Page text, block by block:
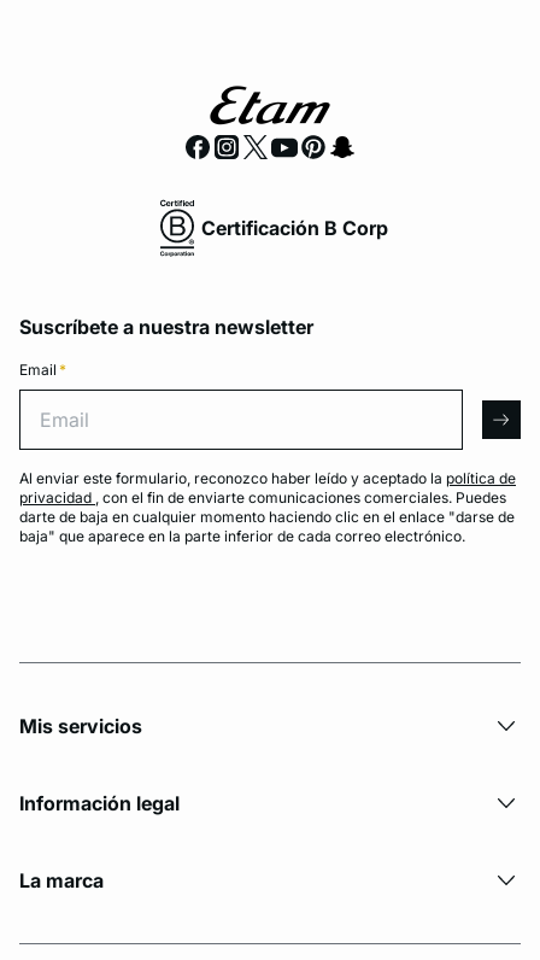
Certificación B Corp
Suscríbete a nuestra newsletter
Email *
Al enviar este formulario, reconozco haber leído y aceptado la política de
privacidad , con el fin de enviarte comunicaciones comerciales. Puedes
darte de baja en cualquier momento haciendo clic en el enlace "darse de
baja" que aparece en la parte inferior de cada correo electrónico.
Mis servicios
Información legal
La marca